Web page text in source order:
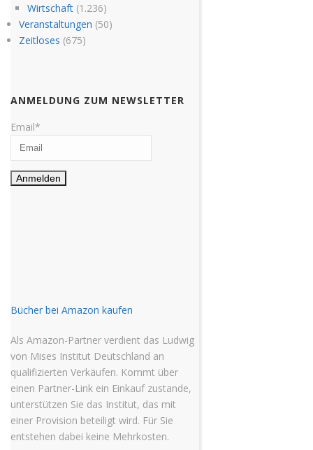
Wirtschaft(1.236)
Veranstaltungen (50)
Zeitloses (675)
ANMELDUNG ZUM NEWSLETTER
Email*
Bücher bei Amazon kaufen
Als Amazon-Partner verdient das Ludwig
von Mises Institut Deutschland an
qualifizierten Verkäufen. Kommt über
einen Partner-Link ein Einkauf zustande,
unterstützen Sie das Institut, das mit
einer Provision beteiligt wird. Für Sie
entstehen dabei keine Mehrkosten.